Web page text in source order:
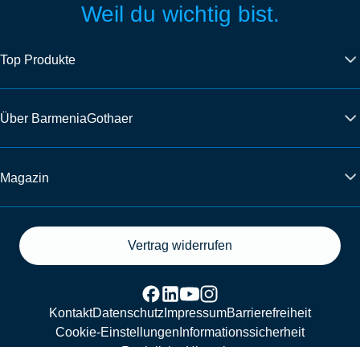
Weil du wichtig bist.
Top Produkte
Über BarmeniaGothaer
Magazin
Vertrag widerrufen
KontaktDatenschutz ImpressumBarrierefreiheit
Cookie-Einstellungen Informationssicherheit